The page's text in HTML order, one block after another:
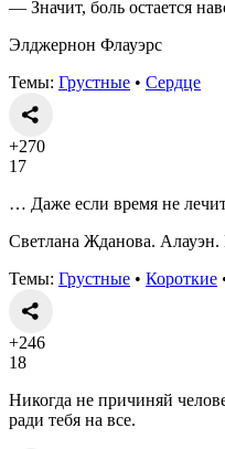
— Значит, боль остается
Элджернон Флауэрс
Темы: Грустные • Сердце
+270
17
… Даже если время не
Светлана Жданова. Алауэн.
Темы: Грустные • Короткие
+246
18
Никогда не причиняй
ради тебя на все.